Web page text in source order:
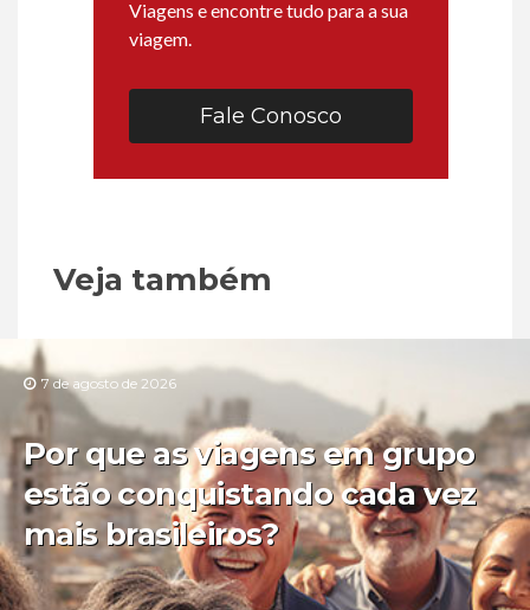
Viagens e encontre tudo para a sua
viagem.
Fale Conosco
Veja também
7 de agosto de 2026
Por que as viagens em grupo
estão conquistando cada vez
mais brasileiros?